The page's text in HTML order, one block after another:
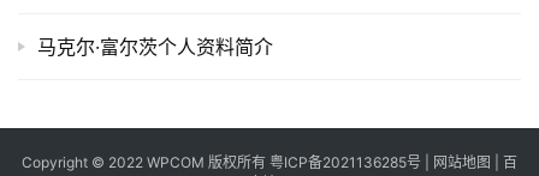
马克尔·富尔茨个人资料简介
Copyright © 2022 WPCOM 版权所有 粤ICP备2021136285号 网站地图
百